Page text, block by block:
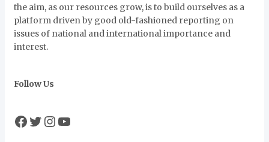
the aim, as our resources grow, is to build ourselves as a
platform driven by good old-fashioned reporting on
issues of national and international importance and
interest.
Follow Us
Facebook
Twitter
Instagram
YouTube